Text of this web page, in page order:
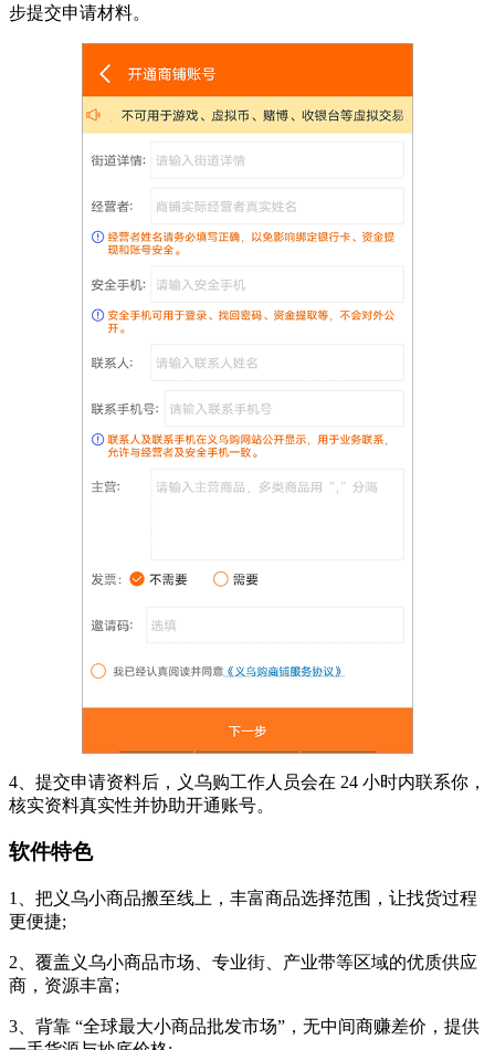
步提交申请材料。
4、提交申请资料后，义乌购工作人员会在 24 小时内联系你，
核实资料真实性并协助开通账号。
软件特色
1、把义乌小商品搬至线上，丰富商品选择范围，让找货过程
更便捷;
2、覆盖义乌小商品市场、专业街、产业带等区域的优质供应
商，资源丰富;
3、背靠 “全球最大小商品批发市场”，无中间商赚差价，提供